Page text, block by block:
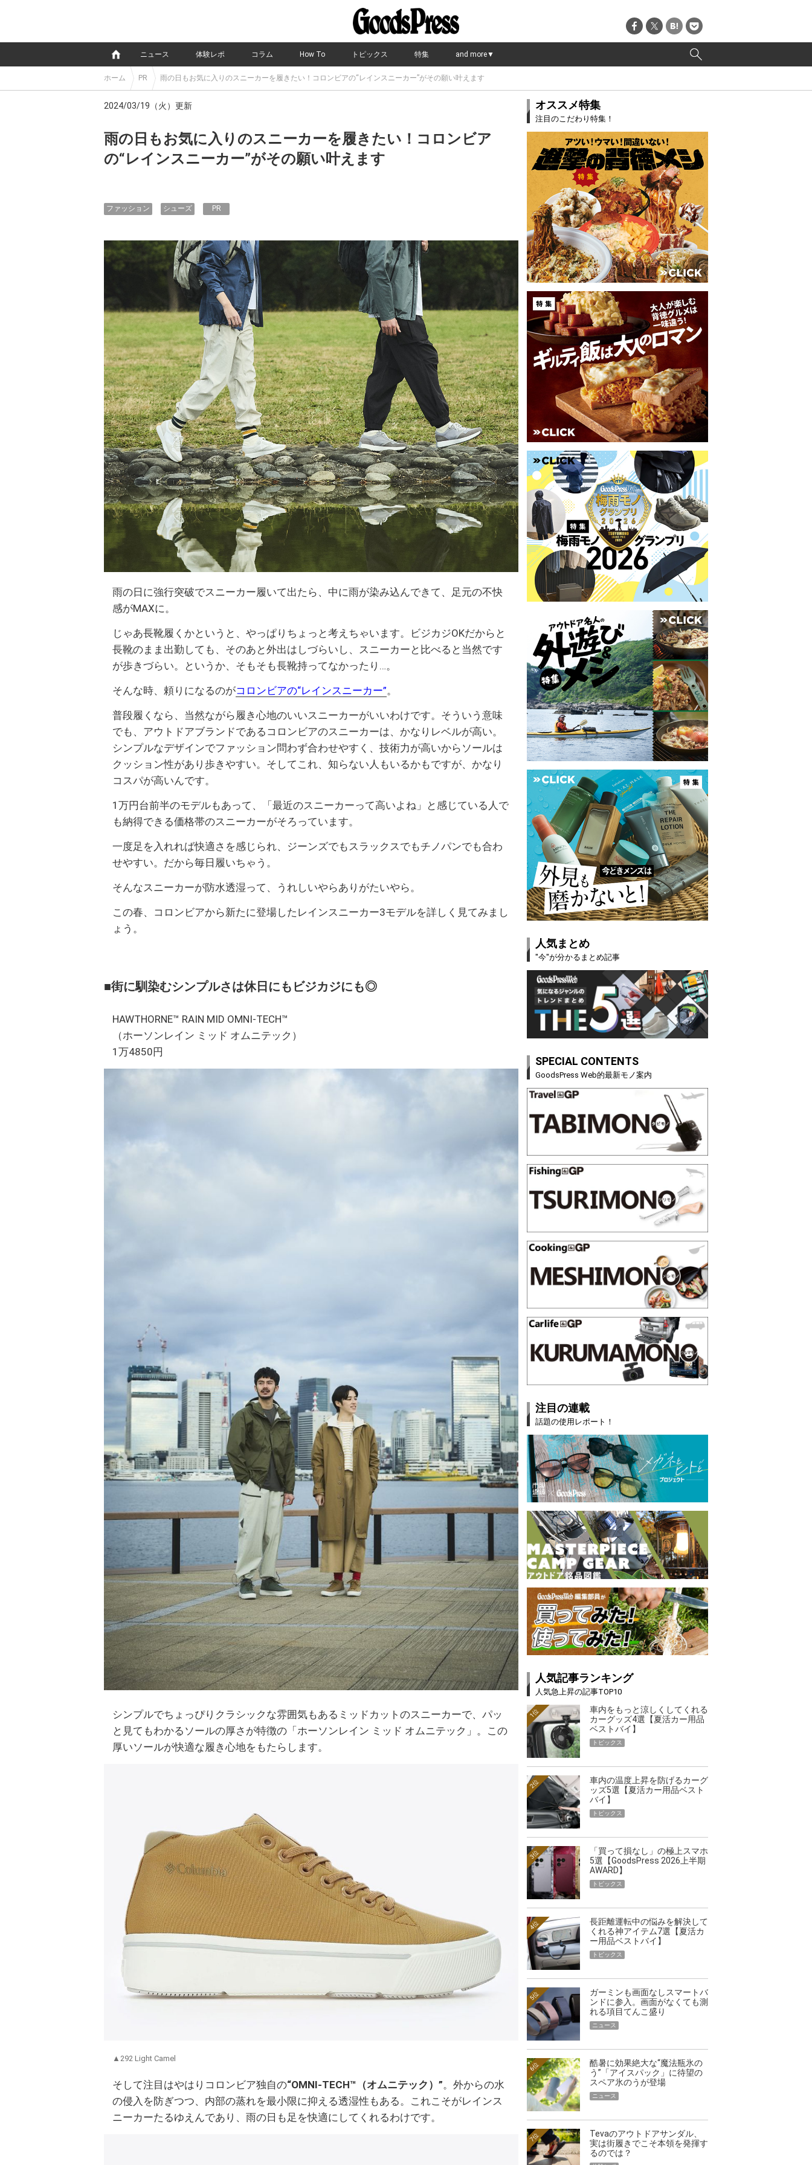
ニュース 体験レポ コラム How To トピックス 特集 and more▼
ホーム PR 雨の日もお気に入りのスニーカーを履きたい！コロンビアの“レインスニーカー”がその願い叶えます
2024/03/19（火）更新
雨の日もお気に入りのスニーカーを履きたい！コロンビア
の“レインスニーカー”がその願い叶えます
ファッション シューズ PR
雨の日に強行突破でスニーカー履いて出たら、中に雨が染み込んできて、足元の不快
感がMAXに。
じゃあ長靴履くかというと、やっぱりちょっと考えちゃいます。ビジカジOKだからと
長靴のまま出勤しても、そのあと外出はしづらいし、スニーカーと比べると当然です
が歩きづらい。というか、そもそも長靴持ってなかったり…。
そんな時、頼りになるのがコロンビアの“レインスニーカー”。
普段履くなら、当然ながら履き心地のいいスニーカーがいいわけです。そういう意味
でも、アウトドアブランドであるコロンビアのスニーカーは、かなりレベルが高い。
シンプルなデザインでファッション問わず合わせやすく、技術力が高いからソールは
クッション性があり歩きやすい。そしてこれ、知らない人もいるかもですが、かなり
コスパが高いんです。
1万円台前半のモデルもあって、「最近のスニーカーって高いよね」と感じている人で
も納得できる価格帯のスニーカーがそろっています。
一度足を入れれば快適さを感じられ、ジーンズでもスラックスでもチノパンでも合わ
せやすい。だから毎日履いちゃう。
そんなスニーカーが防水透湿って、うれしいやらありがたいやら。
この春、コロンビアから新たに登場したレインスニーカー3モデルを詳しく見てみまし
ょう。
■街に馴染むシンプルさは休日にもビジカジにも◎
HAWTHORNE™ RAIN MID OMNI-TECH™
（ホーソンレイン ミッド オムニテック）
1万4850円
シンプルでちょっぴりクラシックな雰囲気もあるミッドカットのスニーカーで、パッ
と見てもわかるソールの厚さが特徴の「ホーソンレイン ミッド オムニテック」。この
厚いソールが快適な履き心地をもたらします。
▲292 Light Camel
そして注目はやはりコロンビア独自の“OMNI-TECH™（オムニテック）”。外からの水
の侵入を防ぎつつ、内部の蒸れを最小限に抑える透湿性もある。これこそがレインス
ニーカーたるゆえんであり、雨の日も足を快適にしてくれるわけです。
オススメ特集
注目のこだわり特集！
人気まとめ
"今"が分かるまとめ記事
SPECIAL CONTENTS
GoodsPress Web的最新モノ案内
注目の連載
話題の使用レポート！
人気記事ランキング
人気急上昇の記事TOP10
車内をもっと涼しくしてくれる
カーグッズ4選【夏活カー用品
ベストバイ】
1位
トピックス
車内の温度上昇を防げるカーグ
ッズ5選【夏活カー用品ベスト
バイ】
2位
トピックス
「買って損なし」の極上スマホ
5選【GoodsPress 2026上半期
AWARD】
3位
トピックス
長距離運転中の悩みを解決して
くれる神アイテム7選【夏活カ
ー用品ベストバイ】
4位
トピックス
ガーミンも画面なしスマートバ
ンドに参入。画面がなくても測
れる項目てんこ盛り
5位
ニュース
酷暑に効果絶大な“魔法瓶氷の
う”「アイスパック」に待望の
スペア氷のうが登場
6位
ニュース
Tevaのアウトドアサンダル、
実は街履きでこそ本領を発揮す
るのでは？
7位